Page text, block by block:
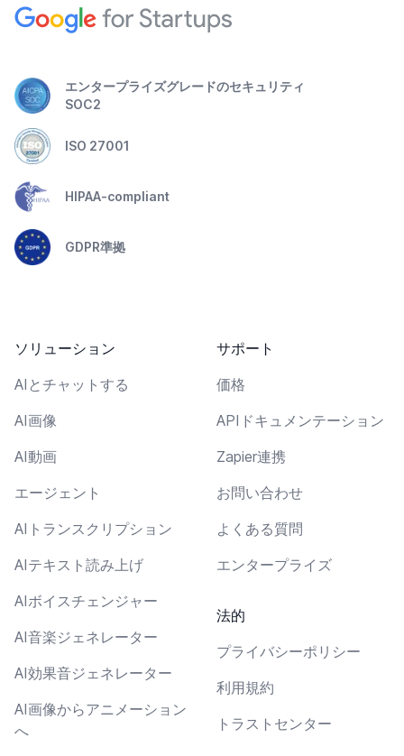
エンタープライズグレードのセキュリティ
SOC2
ISO 27001
HIPAA-compliant
GDPR準拠
ソリューション
AIとチャットする
AI画像
AI動画
エージェント
AIトランスクリプション
AIテキスト読み上げ
AIボイスチェンジャー
AI音楽ジェネレーター
AI効果音ジェネレーター
AI画像からアニメーション
へ
サポート
価格
APIドキュメンテーション
Zapier連携
お問い合わせ
よくある質問
エンタープライズ
法的
プライバシーポリシー
利用規約
トラストセンター